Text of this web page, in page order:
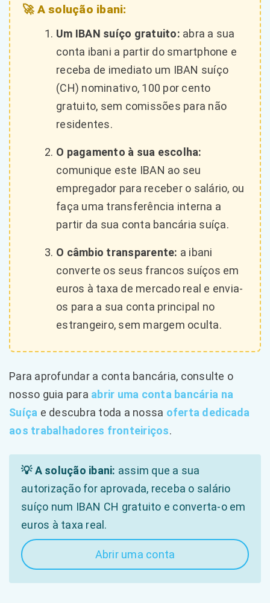
🚀 A solução ibani:
Um IBAN suíço gratuito: abra a sua
conta ibani a partir do smartphone e
receba de imediato um IBAN suíço
(CH) nominativo, 100 por cento
gratuito, sem comissões para não
residentes.
O pagamento à sua escolha:
comunique este IBAN ao seu
empregador para receber o salário, ou
faça uma transferência interna a
partir da sua conta bancária suíça.
O câmbio transparente: a ibani
converte os seus francos suíços em
euros à taxa de mercado real e envia-
os para a sua conta principal no
estrangeiro, sem margem oculta.
Para aprofundar a conta bancária, consulte o
nosso guia para abrir uma conta bancária na
Suíça e descubra toda a nossa oferta dedicada
aos trabalhadores fronteiriços.
💡 A solução ibani: assim que a sua
autorização for aprovada, receba o salário
suíço num IBAN CH gratuito e converta-o em
euros à taxa real.
Abrir uma conta